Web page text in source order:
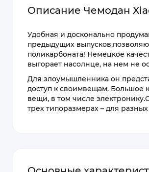
Описание Чемодан
Удобная и досконально
предыдущих
поликарбоната! Немецкое
выгорает насолнце, на нем не
Для злоумышленника он
доступ к своимвещам. Большое
вещи, в том числе
трех типоразмерах – для